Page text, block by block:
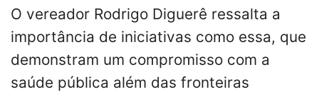
O vereador Rodrigo Diguerê ressalta a
importância de iniciativas como essa, que
demonstram um compromisso com a
saúde pública além das fronteiras